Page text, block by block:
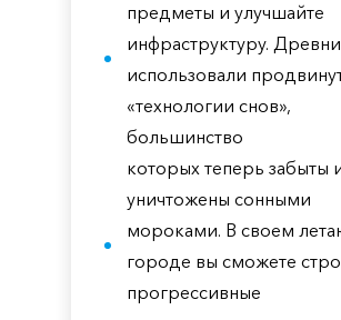
предметы и улучшайте
инфраструктуру.
использовали
«технологии снов»,
большинство
которых теперь забыты
уничтожены сонными
мороками. В своем
городе вы сможете
прогрессивные